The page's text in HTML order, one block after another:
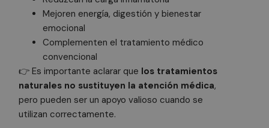
Mejoren energía, digestión y bienestar
emocional
Complementen el tratamiento médico
convencional
👉 Es importante aclarar que los tratamientos
naturales no sustituyen la atención médica,
pero pueden ser un apoyo valioso cuando se
utilizan correctamente.